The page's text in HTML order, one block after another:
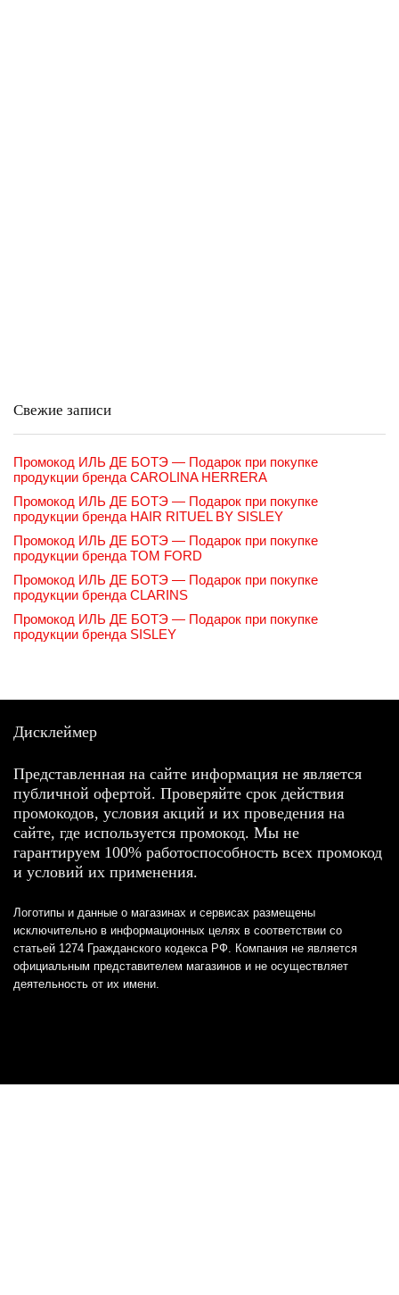
Свежие записи
Промокод ИЛЬ ДЕ БОТЭ — Подарок при покупке
продукции бренда CAROLINA HERRERA
Промокод ИЛЬ ДЕ БОТЭ — Подарок при покупке
продукции бренда HAIR RITUEL BY SISLEY
Промокод ИЛЬ ДЕ БОТЭ — Подарок при покупке
продукции бренда TOM FORD
Промокод ИЛЬ ДЕ БОТЭ — Подарок при покупке
продукции бренда CLARINS
Промокод ИЛЬ ДЕ БОТЭ — Подарок при покупке
продукции бренда SISLEY
Дисклеймер
Представленная на сайте информация не является
публичной офертой. Проверяйте срок действия
промокодов, условия акций и их проведения на
сайте, где используется промокод. Мы не
гарантируем 100% работоспособность всех промокод
и условий их применения.
Логотипы и данные о магазинах и сервисах размещены
исключительно в информационных целях в соответствии со
статьей 1274 Гражданского кодекса РФ. Компания не является
официальным представителем магазинов и не осуществляет
деятельность от их имени.